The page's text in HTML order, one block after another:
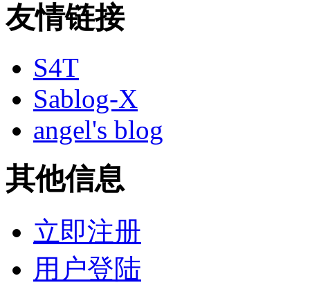
友情链接
S4T
Sablog-X
angel's blog
其他信息
立即注册
用户登陆